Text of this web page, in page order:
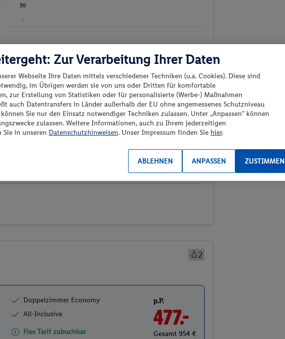
30
-
Günstigster Preis p.P. Preis p.P.
los?
Preis aufsteigend
2
Doppelzimmer Economy
All-Inclusive
Flex Tarif zubuchbar
p.P.
477.-
Gesamt 954 €
Zur Verarbeitung Ihrer Daten
Webseite Ihre Daten mittels verschiedener Techniken (u.a. Cookies). Diese sind
im Übrigen werden sie von uns oder Dritten für komfortable
zur Erstellung von Statistiken oder für personalisierte (Werbe-) Maßnahmen
auch Datentransfers in Länder außerhalb der EU ohne angemessenes Schutzniveau
Sie nur den Einsatz notwendiger Techniken zulassen. Unter „Anpassen“ können
zulassen. Weitere Informationen, auch zu Ihrem jederzeitigen
in unseren Datenschutzhinweisen. Unser Impressum finden Sie hier.
ZUSTIMMEN
ANPASSEN
ABLEHNEN